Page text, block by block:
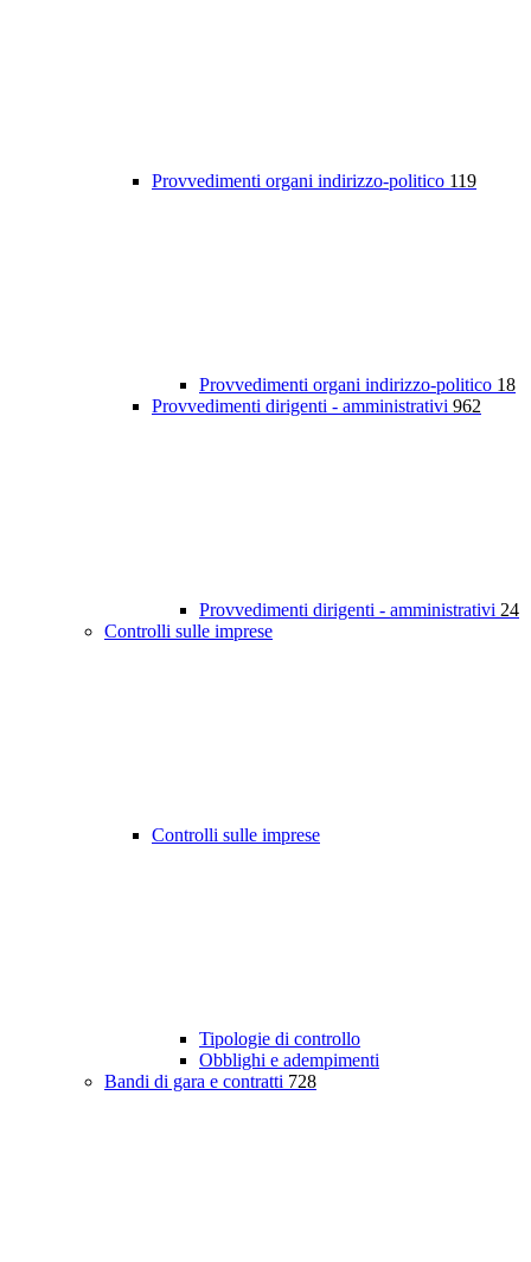
Provvedimenti organi indirizzo-politico 119
Provvedimenti organi indirizzo-politico 18
Provvedimenti dirigenti - amministrativi 962
Provvedimenti dirigenti - amministrativi 24
Controlli sulle imprese
Controlli sulle imprese
Tipologie di controllo
Obblighi e adempimenti
Bandi di gara e contratti 728